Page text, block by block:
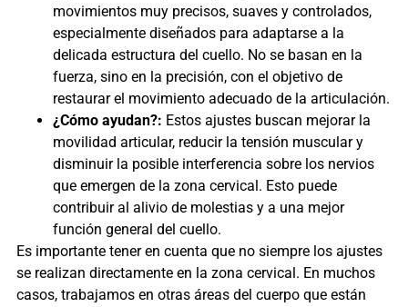
movimientos muy precisos, suaves y controlados,
especialmente diseñados para adaptarse a la
delicada estructura del cuello. No se basan en la
fuerza, sino en la precisión, con el objetivo de
restaurar el movimiento adecuado de la articulación.
¿Cómo ayudan?: Estos ajustes buscan mejorar la
movilidad articular, reducir la tensión muscular y
disminuir la posible interferencia sobre los nervios
que emergen de la zona cervical. Esto puede
contribuir al alivio de molestias y a una mejor
función general del cuello.
Es importante tener en cuenta que no siempre los ajustes
se realizan directamente en la zona cervical. En muchos
casos, trabajamos en otras áreas del cuerpo que están